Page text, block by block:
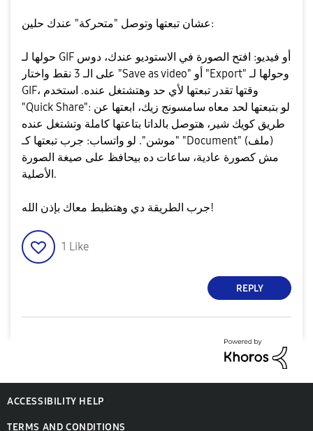
​عشان تبعتها وتوصل "متحركة" عندك حلين:
​حولها لـ GIF أو فيديو: افتح الصورة في الاستوديو عندك، دوس
على الـ 3 نقط واختار "Save as video" أو "Export" وحولها لـ
GIF، وقتها تقدر تبعتها لأي حد وهتشتغل عنده. ​استخدم
"Quick Share": لو بتبعتها لحد معاه سامسونج زيك، ابعتها عن
طريق كويك شير، هتوصل بالداتا بتاعتها كاملة وتشتغل عنده
"موشن". ​لو واتساب: جرب تبعتها كـ "Document" (ملف)
مش كصورة عادية، ساعات ده بيحافظ على صيغة الصورة
الأصلية.
​جرب الطريقة دي وهتظبط معاك بإذن الله!
1 Like
REPLY
ACCESSIBILITY HELP
TERMS AND CONDITIONS